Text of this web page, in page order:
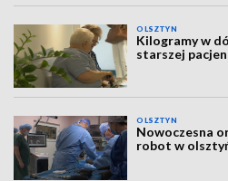
OLSZTYN
Kilogramy w
starszej
OLSZTYN
Nowoczesna
robot w